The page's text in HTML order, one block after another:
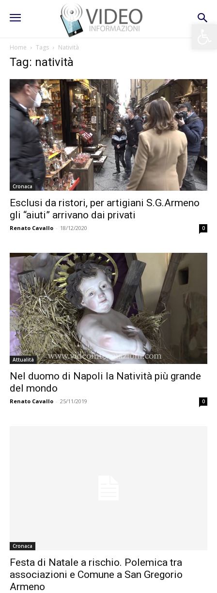
Home Tags Natività
Tag: natività
Cronaca
Esclusi da ristori, per artigiani S.G.Armeno
gli “aiuti” arrivano dai privati
Renato Cavallo - 18/12/2020 0
Attualità
Nel duomo di Napoli la Natività più grande
del mondo
Renato Cavallo - 25/11/2019 0
Cronaca
Festa di Natale a rischio. Polemica tra
associazioni e Comune a San Gregorio
Armeno